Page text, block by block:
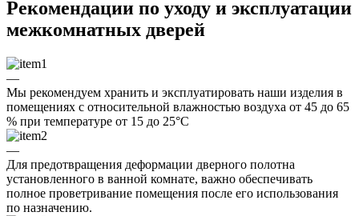
Рекомендации по уходу и эксплуатации
межкомнатных дверей
—
Мы рекомендуем хранить и эксплуатировать наши изделия в
помещениях с относительной влажностью воздуха от 45 до 65
% при температуре от 15 до 25°C
—
Для предотвращения деформации дверного полотна
установленного в ванной комнате, важно обеспечивать
полное проветривание помещения после его использования
по назначению.